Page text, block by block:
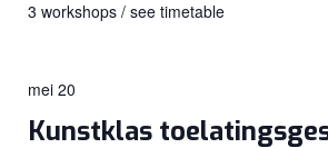
3 workshops / see timetable
Kunstklas
mei 20